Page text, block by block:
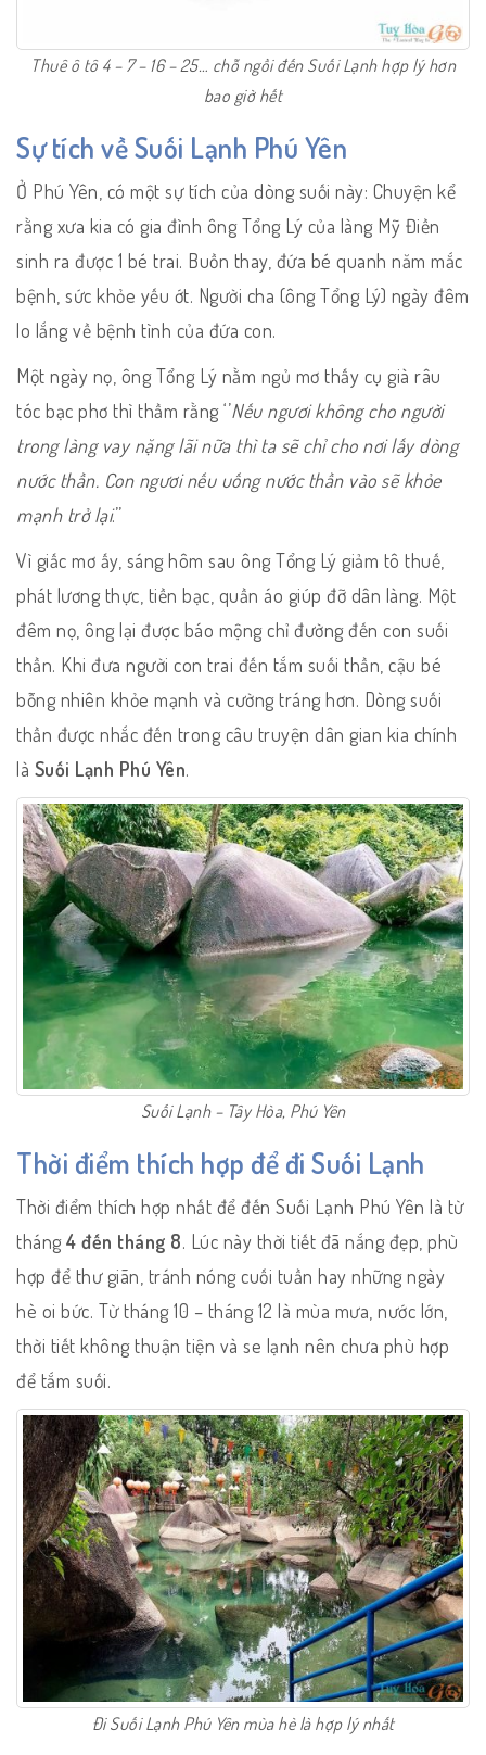
Thuê ô tô 4 – 7 – 16 – 25… chỗ ngồi đến Suối Lạnh hợp lý hơn
bao giờ hết
Sự tích về Suối Lạnh Phú Yên
Ở Phú Yên, có một sự tích của dòng suối này: Chuyện kể
rằng xưa kia có gia đình ông Tổng Lý của làng Mỹ Điền
sinh ra được 1 bé trai. Buồn thay, đứa bé quanh năm mắc
bệnh, sức khỏe yếu ớt. Người cha (ông Tổng Lý) ngày đêm
lo lắng về bệnh tình của đứa con.
Một ngày nọ, ông Tổng Lý nằm ngủ mơ thấy cụ già râu
tóc bạc phơ thì thầm rằng ‘’Nếu ngươi không cho người
trong làng vay nặng lãi nữa thì ta sẽ chỉ cho nơi lấy dòng
nước thần. Con ngươi nếu uống nước thần vào sẽ khỏe
mạnh trở lại.’’
Vì giấc mơ ấy, sáng hôm sau ông Tổng Lý giảm tô thuế,
phát lương thực, tiền bạc, quần áo giúp đỡ dân làng. Một
đêm nọ, ông lại được báo mộng chỉ đường đến con suối
thần. Khi đưa người con trai đến tắm suối thần, cậu bé
bỗng nhiên khỏe mạnh và cường tráng hơn. Dòng suối
thần được nhắc đến trong câu truyện dân gian kia chính
là Suối Lạnh Phú Yên.
Suối Lạnh – Tây Hòa, Phú Yên
Thời điểm thích hợp để đi Suối Lạnh
Thời điểm thích hợp nhất để đến Suối Lạnh Phú Yên là từ
tháng4 đến tháng 8. Lúc này thời tiết đã nắng đẹp, phù
hợp để thư giãn, tránh nóng cuối tuần hay những ngày
hè oi bức. Từ tháng 10 – tháng 12 là mùa mưa, nước lớn,
thời tiết không thuận tiện và se lạnh nên chưa phù hợp
để tắm suối.
Đi Suối Lạnh Phú Yên mùa hè là hợp lý nhất